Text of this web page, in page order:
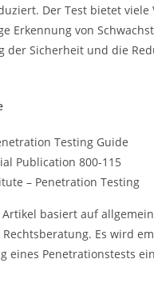
Der Test bietet
Erkennung von
der Sicherheit und die
Testing Guide
Publication 800-115
– Penetration Testing
Artikel basiert auf
Es wird
eines Penetrationstests